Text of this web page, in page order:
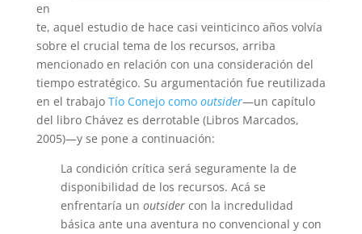
en
te, aquel estudio de hace casi veinticinco años volvía
sobre el crucial tema de los recursos, arriba
mencionado en relación con una consideración del
tiempo estratégico. Su argumentación fue reutilizada
en el trabajo Tío Conejo como outsider—un capítulo
del libro Chávez es derrotable (Libros Marcados,
2005)—y se pone a continuación:
La condición crítica será seguramente la de
disponibilidad de los recursos. Acá se
enfrentaría un outsider con la incredulidad
básica ante una aventura no convencional y con